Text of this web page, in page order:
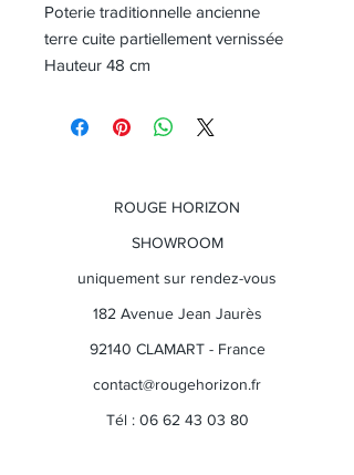
Poterie traditionnelle ancienne
terre cuite partiellement vernissée
Hauteur 48 cm
métallique.
ROUGE HORIZON
SHOWROOM
uniquement sur rendez-vous
182 Avenue Jean Jaurès
92140 CLAMART - France
contact@rougehorizon.fr
Tél : 06 62 43 03 80